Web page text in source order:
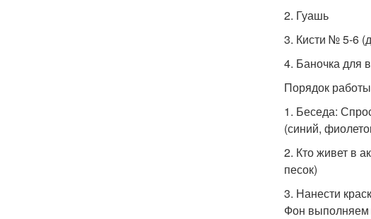
2. Гуашь
3. Кисти № 5-6
4. Баночка для
Порядок
1. Беседа:
(синий,
2. Кто живет в
песок)
3. Нанести
Фон выполняем